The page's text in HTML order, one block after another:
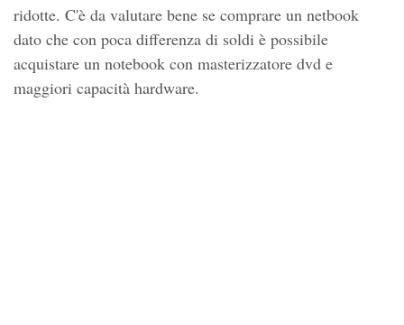
ridotte. C'è da valutare bene se comprare un netbook
dato che con poca differenza di soldi è possibile
acquistare un notebook con masterizzatore dvd e
maggiori capacità hardware.